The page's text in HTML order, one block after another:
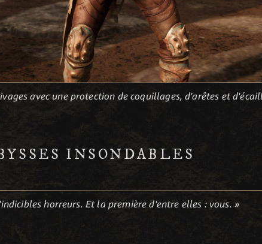
avec une protection de coquillages, d'arêtes et
INSONDABLES
horreurs. Et la première d'entre elles : vous. »